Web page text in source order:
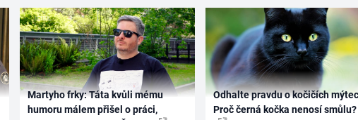
Martyho frky: Táta kvůli mému
humoru málem přišel o práci,
Odhalte pravdu o kočičích
Proč černá kočka nenosí smůlu?